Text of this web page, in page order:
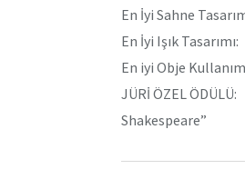
En İyi Sahne
En İyi Işık
En iyi Obje
JÜRİ ÖZEL
Shakespeare”